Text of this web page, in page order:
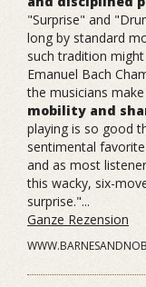
"Surprise" and
long by standard
such tradition
Emanuel Bach
the musicians
mobility and
playing is so good
sentimental
and as most
this wacky, six-
surprise."...
Ganze Rezension